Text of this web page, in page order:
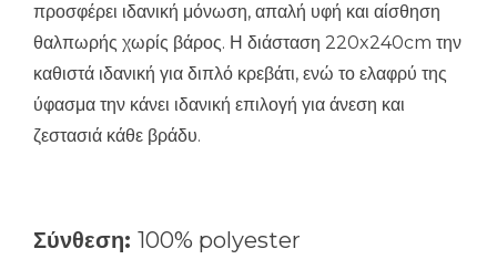
προσφέρει ιδανική μόνωση, απαλή υφή και αίσθηση
θαλπωρής χωρίς βάρος. Η διάσταση 220x240cm την
καθιστά ιδανική για διπλό κρεβάτι, ενώ το ελαφρύ της
ύφασμα την κάνει ιδανική επιλογή για άνεση και
ζεστασιά κάθε βράδυ.
Σύνθεση: 100% polyester